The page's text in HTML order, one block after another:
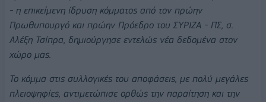
- η επικείμενη ίδρυση κόμματος από τον πρώην
Πρωθυπουργό και πρώην Πρόεδρο του ΣΥΡΙΖΑ - ΠΣ, σ.
Αλέξη Τσίπρα, δημιούργησε εντελώς νέα δεδομένα στον
χώρο μας.
Το κόμμα στις συλλογικές του αποφάσεις, με πολύ μεγάλες
πλειοψηφίες, αντιμετώπισε ορθώς την παραίτηση και την